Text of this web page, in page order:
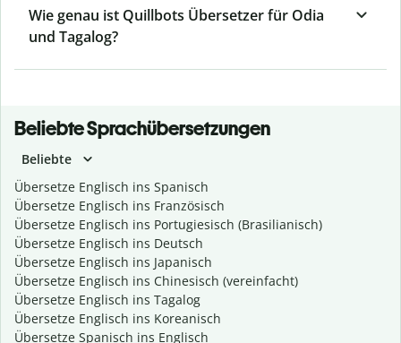
Wie genau ist Quillbots Übersetzer für Odia
und Tagalog?
Beliebte Sprachübersetzungen
Beliebte
Übersetze Englisch ins Spanisch
Übersetze Englisch ins Französisch
Übersetze Englisch ins Portugiesisch (Brasilianisch)
Übersetze Englisch ins Deutsch
Übersetze Englisch ins Japanisch
Übersetze Englisch ins Chinesisch (vereinfacht)
Übersetze Englisch ins Tagalog
Übersetze Englisch ins Koreanisch
Übersetze Spanisch ins Englisch